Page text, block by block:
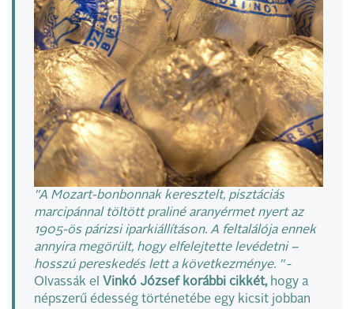
"A Mozart-bonbonnak keresztelt, pisztáciás
marcipánnal töltött praliné aranyérmet nyert az
1905-ös párizsi iparkiállításon. A feltalálója ennek
annyira megörült, hogy elfelejtette levédetni –
hosszú pereskedés lett a következménye. "-
Olvassák el Vinkó József korábbi cikkét,hogy a
népszerű édesség történetébe egy kicsit jobban